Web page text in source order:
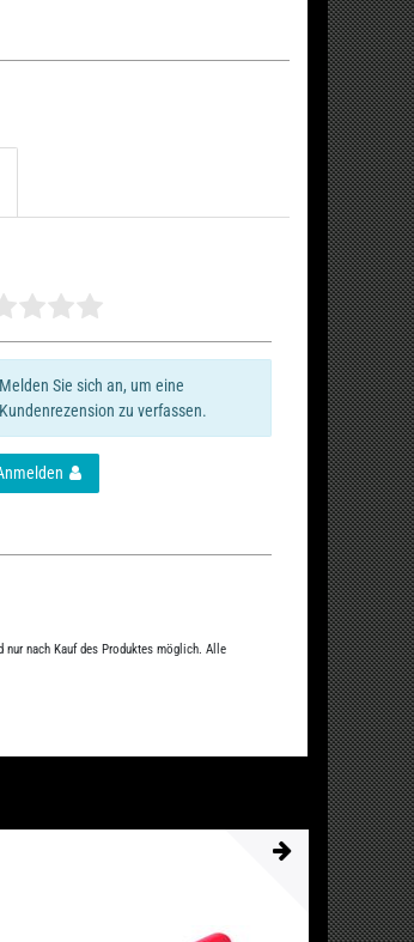
Melden Sie sich an, um eine
Kundenrezension zu verfassen.
nur nach Kauf des Produktes möglich. Alle